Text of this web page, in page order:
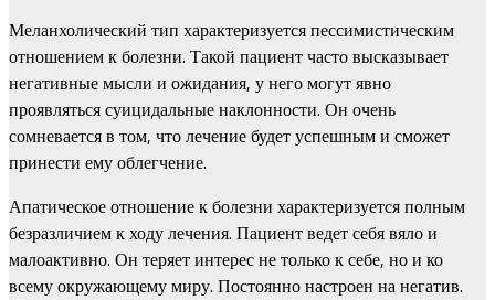
Меланхолический тип характеризуется пессимистическим
отношением к болезни. Такой пациент часто высказывает
негативные мысли и ожидания, у него могут явно
проявляться суицидальные наклонности. Он очень
сомневается в том, что лечение будет успешным и сможет
принести ему облегчение.
Апатическое отношение к болезни характеризуется полным
безразличием к ходу лечения. Пациент ведет себя вяло и
малоактивно. Он теряет интерес не только к себе, но и ко
всему окружающему миру. Постоянно настроен на негатив.